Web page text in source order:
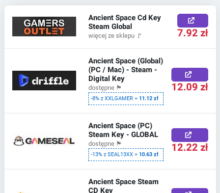
Ancient Space Cd Key
Steam Global
więcej ze sklepu 🚩 7.92 zł
Ancient Space (Global)
(PC / Mac) - Steam -
Digital Key
dostępne 🏴
-8% z XXLGAMER =11.12 zł
12.09 zł
Ancient Space (PC)
Steam Key - GLOBAL
dostępne 🏴
-13% z SEAL13XX =10.63 zł 12.22 zł
Ancient Space Steam
CD Key